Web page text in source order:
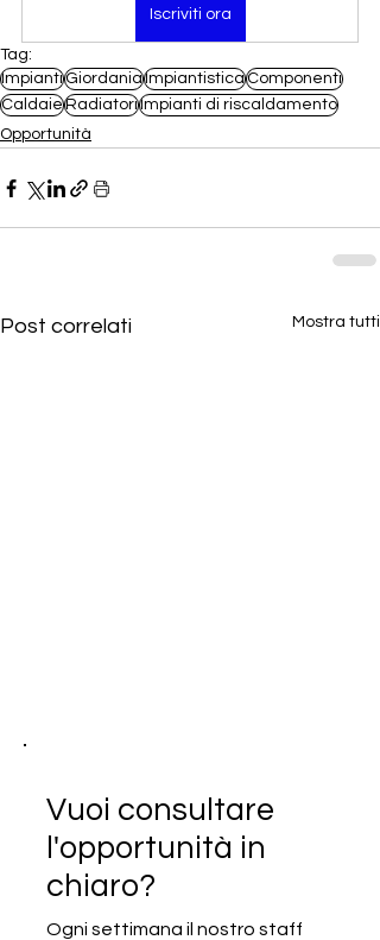
Iscriviti ora
Tag:
ImpiantiGiordaniaImpiantisticaComponenti
CaldaieRadiatoriImpianti di riscaldamento
Opportunità
Post correlati Mostra tutti
Vuoi consultare
l'opportunità in
chiaro?
Ogni settimana il nostro staff